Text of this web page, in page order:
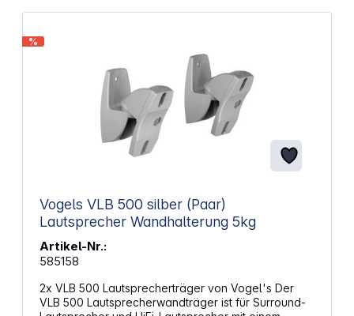
perfekte Lösung für leichte oder schwerere
Soundbars. Sie ist für alle gängigen Marken wie
zum Beispiel Sonos, Bose, Samsung, LG, Heos,
Panasonic, JBL, Harmon Kardon und Yamaha sowie
auch andere Submarken geeignet.
%
Vogels VLB 500 silber (Paar)
Lautsprecher Wandhalterung 5kg
Artikel-Nr.:
585158
2x VLB 500 Lautsprecherträger von Vogel's Der
VLB 500 Lautsprecherwandträger ist für Surround-